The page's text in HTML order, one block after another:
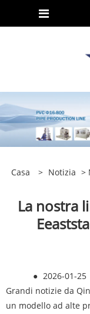
Casa > Notizia >
La nostra
● 2026-01-25
Grandi notizie da
un modello ad alte